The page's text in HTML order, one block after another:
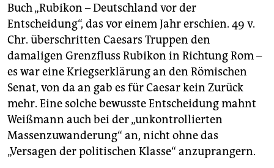
Buch „Rubikon – Deutschland vor der
Entscheidung“, das vor einem Jahr erschien. 49 v.
Chr. überschritten Caesars Truppen den
damaligen Grenzfluss Rubikon in Richtung Rom –
es war eine Kriegserklärung an den Römischen
Senat, von da an gab es für Caesar kein Zurück
mehr. Eine solche bewusste Entscheidung mahnt
Weißmann auch bei der „unkontrollierten
Massenzuwanderung“ an, nicht ohne das
„Versagen der politischen Klasse“ anzuprangern.